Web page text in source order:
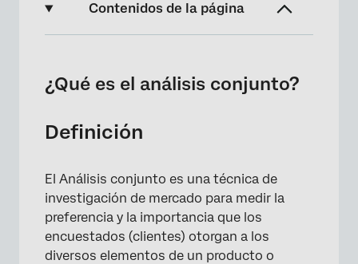
Contenidos de la página
Definición de los atributos conjuntos
Encuesta y tamaño de la Muestra
Métricas de resumen e informes conjuntos
Simulaciones de análisis conjunto
Preguntas frequentes
¿Qué es el análisis conjunto?
Definición
El Análisis conjunto es una técnica de
investigación de mercado para medir la
preferencia y la importancia que los
encuestados (clientes) otorgan a los
diversos elementos de un producto o